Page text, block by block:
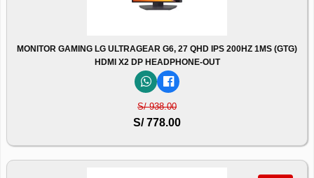
MONITOR GAMING LG ULTRAGEAR G6, 27 QHD IPS 200HZ 1MS (GTG)
HDMI X2 DP HEADPHONE-OUT
S/ 938.00
S/ 778.00